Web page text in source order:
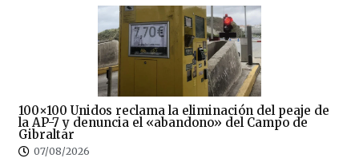
100×100 Unidos reclama la eliminación del peaje de
la AP-7 y denuncia el «abandono» del Campo de
Gibraltar
07/08/2026